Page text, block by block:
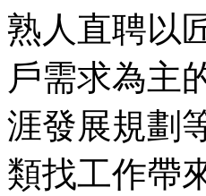
熟人直聘以
戶需求為主
涯發展規劃
類找工作帶